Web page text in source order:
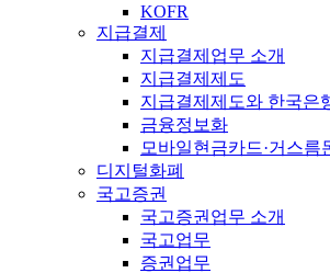
KOFR
지급결제
지급결제업무 소개
지급결제제도
지급결제제도와 한국은
금융정보화
모바일현금카드·거스름
디지털화폐
국고증권
국고증권업무 소개
국고업무
증권업무